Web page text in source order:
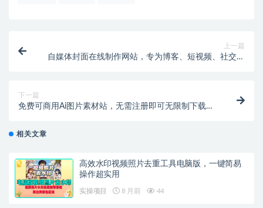
上一篇
自媒体封面在线制作网站，专为博客、短视频、社交媒
下一篇
免费可商用Ai图片素材站，无需注册即可无限制下载，
相关文章
高效水印视频照片去重工具电脑版，一键简易
操作超实用
实操项目 8 月前 44